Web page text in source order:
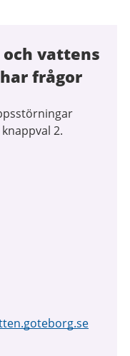
vattens
frågor
2.